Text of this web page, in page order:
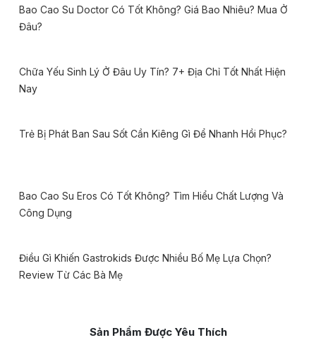
Bao Cao Su Doctor Có Tốt Không? Giá Bao Nhiêu? Mua Ở
Đâu?
Chữa Yếu Sinh Lý Ở Đâu Uy Tín? 7+ Địa Chỉ Tốt Nhất Hiện
Nay
Trẻ Bị Phát Ban Sau Sốt Cần Kiêng Gì Để Nhanh Hồi Phục?
Bao Cao Su Eros Có Tốt Không? Tìm Hiểu Chất Lượng Và
Công Dụng
Điều Gì Khiến Gastrokids Được Nhiều Bố Mẹ Lựa Chọn?
Review Từ Các Bà Mẹ
Sản Phẩm Được Yêu Thích